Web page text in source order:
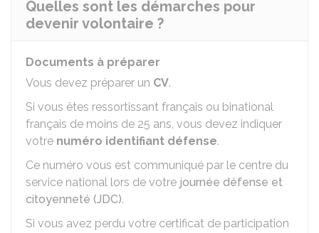
Quelles sont les démarches pour
devenir volontaire ?
Documents à préparer
Vous devez préparer un CV.
Si vous êtes ressortissant français ou binational
français de moins de 25 ans, vous devez indiquer
votre numéro identifiant défense.
Ce numéro vous est communiqué par le centre du
service national lors de votre journée défense et
citoyenneté (JDC).
Si vous avez perdu votre certificat de participation